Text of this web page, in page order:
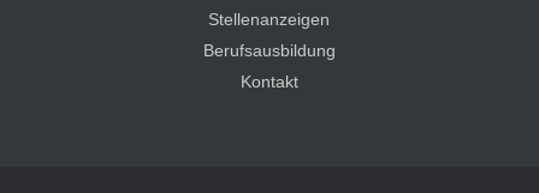
Stellenanzeigen
Berufsausbildung
Kontakt